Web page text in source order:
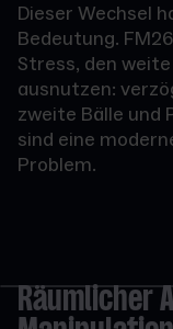
Dieser Wechsel
Bedeutung.
Stress, den
ausnutzen:
zweite Bälle und
sind eine
Problem.
Räumlicher